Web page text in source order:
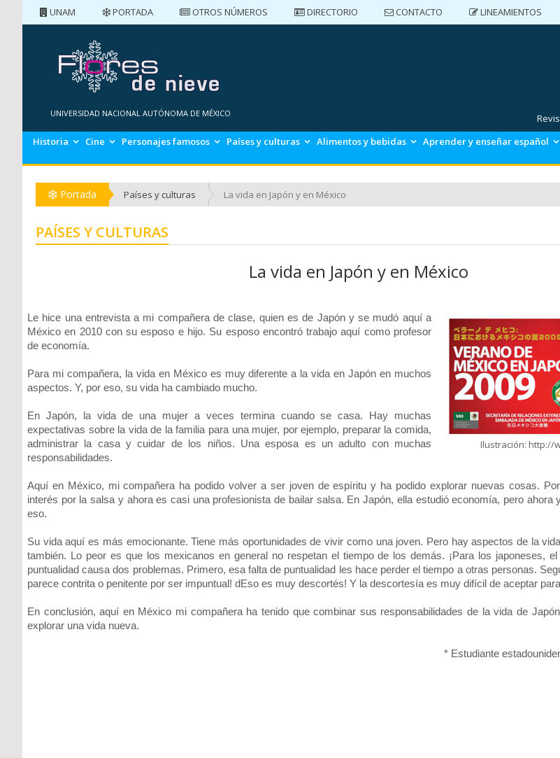
UNAM PORTADA OTROS NÚMEROS DIRECTORIO CONTACTO
LINEAMIENTOS
UNIVERSIDAD NACIONAL AUTÓNOMA DE MÉXICO
Historia
Cine Personajes famosos Países y culturas Alimentos y bebidas Aprender y enseñar español
Portada Países y culturas La vida en Japón y en México
PAÍSES Y CULTURAS
La vida en Japón y en México
Ilustración: http://
Le hice una entrevista a mi compañera de clase, quien es de Japón y se mudó aquí a
México en 2010 con su esposo e hijo. Su esposo encontró trabajo aquí como profesor
de economía.
Para mi compañera, la vida en México es muy diferente a la vida en Japón en muchos
aspectos. Y, por eso, su vida ha cambiado mucho.
En Japón, la vida de una mujer a veces termina cuando se casa. Hay muchas
expectativas sobre la vida de la familia para una mujer, por ejemplo, preparar la comida,
administrar la casa y cuidar de los niños. Una esposa es un adulto con muchas
responsabilidades.
Aquí en México, mi compañera ha podido volver a ser joven de espíritu y ha podido explorar nuevas cosas.
interés por la salsa y ahora es casi una profesionista de bailar salsa. En Japón, ella estudió economía, pero ahora
eso.
Su vida aquí es más emocionante. Tiene más oportunidades de vivir como una joven. Pero hay aspectos de la
también. Lo peor es que los mexicanos en general no respetan el tiempo de los demás. ¡Para los japoneses,
puntualidad causa dos problemas. Primero, esa falta de puntualidad les hace perder el tiempo a otras personas.
parece contrita o penitente por ser impuntual! dEso es muy descortés! Y la descortesía es muy difícil de aceptar
En conclusión, aquí en México mi compañera ha tenido que combinar sus responsabilidades de la vida de
explorar una vida nueva.
* Estudiante